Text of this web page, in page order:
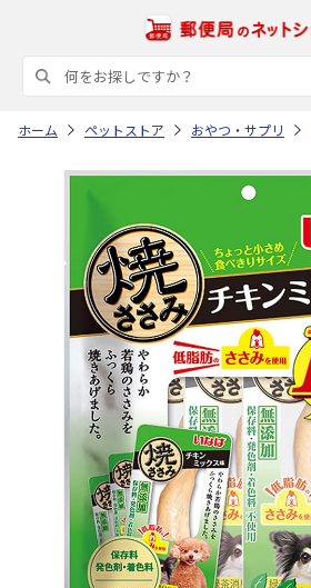
ホーム ペットストア おやつ・サプリ